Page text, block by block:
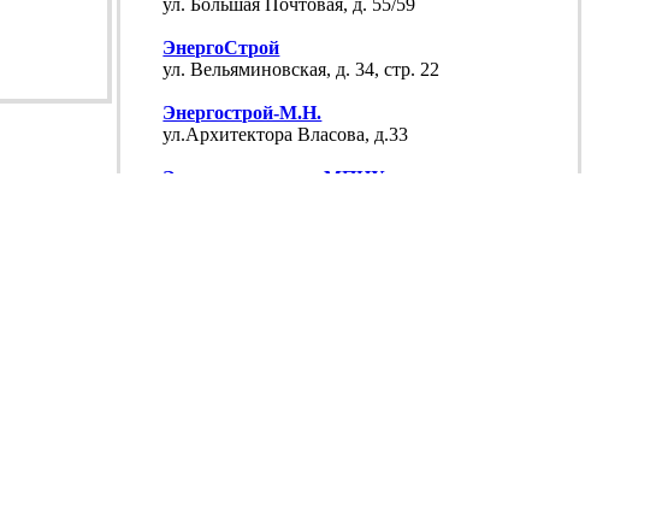
ул. Большая Почтовая, д. 55/59
ЭнергоСтрой
ул. Вельяминовская, д. 34, стр. 22
Энергострой-М.Н.
ул.Архитектора Власова, д.33
Энерготехмонтаж МПНУ